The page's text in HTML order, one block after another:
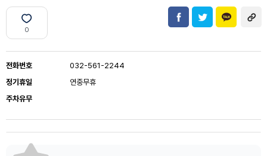
0
전화번호
032-561-2244
정기휴일
연중무휴
주차유무